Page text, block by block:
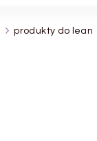
produkty do lean